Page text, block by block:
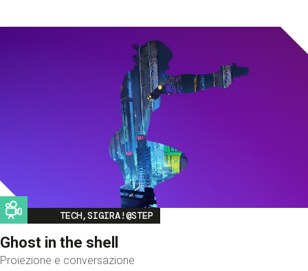
Image
TECH,SIGIRA!@STEP
Ghost in the shell
Proiezione e conversazione